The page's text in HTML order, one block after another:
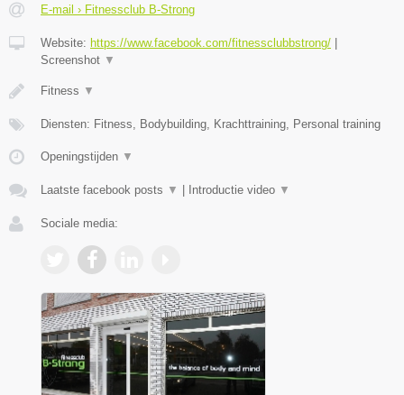
E-mail › Fitnessclub B-Strong
Website: https://www.facebook.com/fitnessclubbstrong/
Screenshot ▼
Fitness ▼
Diensten: Fitness, Bodybuilding, Krachttraining, Personal training
Openingstijden ▼
Laatste facebook posts ▼ Introductie video ▼
Sociale media: